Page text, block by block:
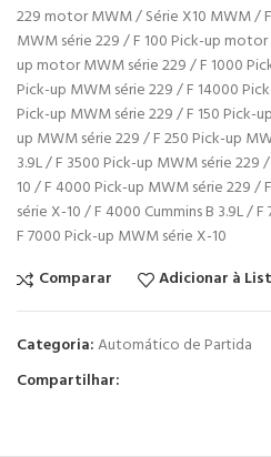
229 motor MWM / Série X10 MWM /
MWM série 229 / F 100 Pick-up
up motor MWM série 229 / F 1000
Pick-up MWM série 229 / F 14000
Pick-up MWM série 229 / F 150 Pick-
up MWM série 229 / F 250 Pick-up
3.9L / F 3500 Pick-up MWM série 229
10 / F 4000 Pick-up MWM série 229
série X-10 / F 4000 Cummins B 3.9L /
F 7000 Pick-up MWM série X-10
Comparar
Adicionar à
Categoria:Automático de Partida
Compartilhar: